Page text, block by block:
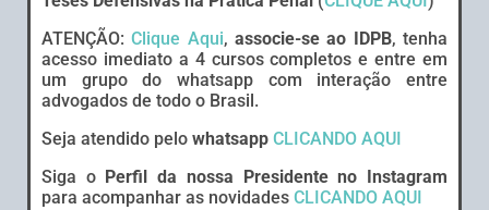
ATENÇÃO:Clique Aqui,associe-se ao IDPB, tenha
acesso imediato a 4 cursos completos e entre em
um grupo do whatsapp com interação entre
advogados de todo o Brasil.
Seja atendido pelo whatsapp CLICANDO AQUI
Siga o Perfil da nossa Presidente no Instagram
para acompanhar as novidades CLICANDO AQUI